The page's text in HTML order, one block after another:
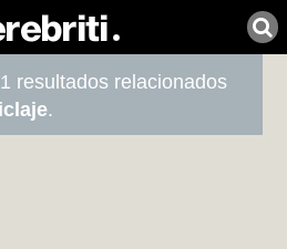
resultados relacionados
.